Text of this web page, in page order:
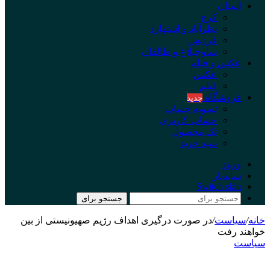
استان
کرج
نظرآباد و اشتهارد
فردیس
ساوجبلاغ و طالقان
عکس و فیلم
عکس
فیلم
فروشگاه جدید
تسویه حساب
حساب کاربری
تک محصول
سبد خرید
ورود
سایدبار
Switch skin
جستجو برای
خانه/سیاست/در صورت درگیری اهداف رژیم صهیونیستی از بین
خواهند رفت
سیاست